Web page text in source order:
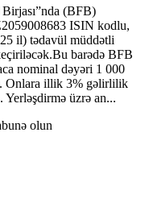
(BFB)
ISIN kodlu,
il) tədavül müddətli
barədə BFB
nominal dəyəri 1 000
Onlara illik 3% gəlirlilik
üzrə an...
olun